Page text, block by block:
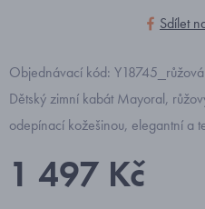
Sdílet
Objednávací kód: Y18745_růžová
Dětský zimní kabát Mayoral,
odepínací kožešinou, elegantní a
1 497 Kč